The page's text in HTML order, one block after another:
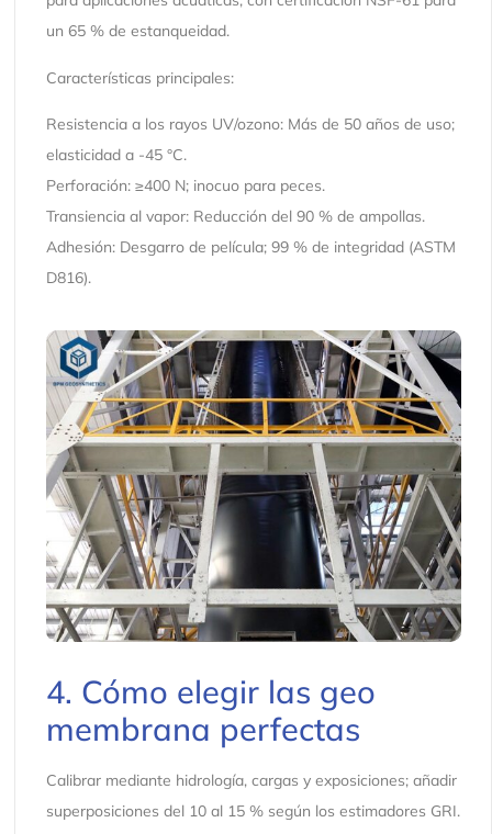
un 65 % de estanqueidad.
Características principales:
Resistencia a los rayos UV/ozono: Más de 50 años de uso;
elasticidad a -45 °C.
Perforación: ≥400 N; inocuo para peces.
Transiencia al vapor: Reducción del 90 % de ampollas.
Adhesión: Desgarro de película; 99 % de integridad (ASTM
D816).
4. Cómo elegir las geo
membrana perfectas
Calibrar mediante hidrología, cargas y exposiciones; añadir
superposiciones del 10 al 15 % según los estimadores GRI.